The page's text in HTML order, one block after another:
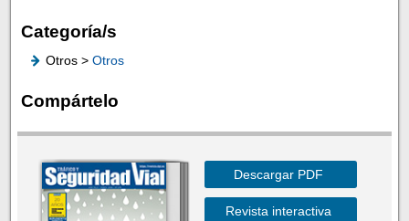
Categoría/s
Otros > Otros
Compártelo
Descargar PDF
Revista interactiva